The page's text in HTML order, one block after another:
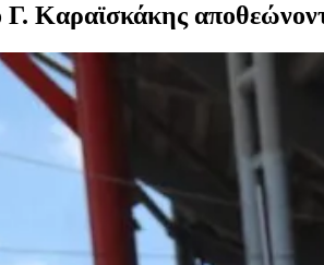
Καραϊσκάκης